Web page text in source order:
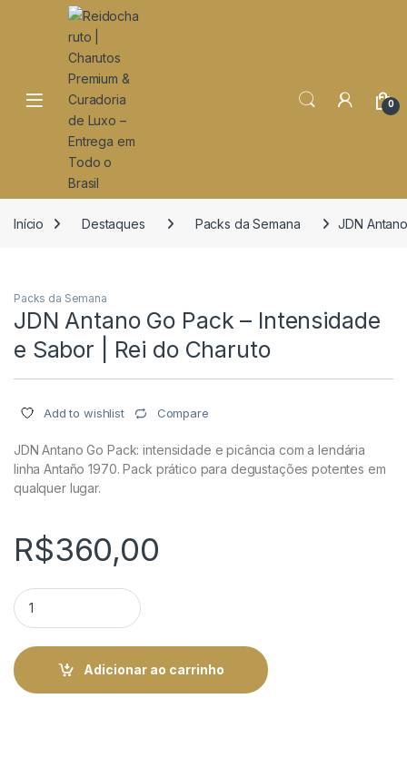
Open 0
Início Destaques Packs da Semana JDN
Packs da Semana
JDN Antano Go Pack – Intensidade
e Sabor | Rei do Charuto
Add to wishlist Compare
JDN Antano Go Pack: intensidade e picância com a lendária
linha Antaño 1970. Pack prático para degustações potentes em
qualquer lugar.
R$360,00
JDN Antano Go Pack - Intensidade e Sabor | Rei do Charuto
Adicionar ao carrinho